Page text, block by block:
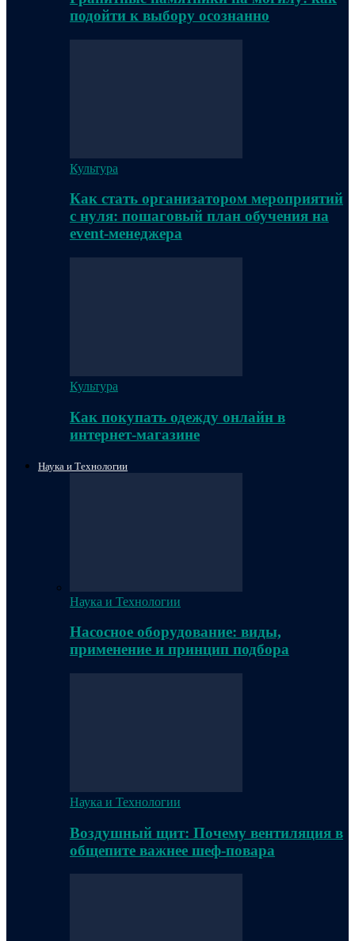
подойти к выбору осознанно
Культура
Как стать организатором мероприятий
с нуля: пошаговый план обучения на
event-менеджера
Культура
Как покупать одежду онлайн в
интернет-магазине
Наука и Технологии
Наука и Технологии
Насосное оборудование: виды,
применение и принцип подбора
Наука и Технологии
Воздушный щит: Почему вентиляция в
общепите важнее шеф-повара